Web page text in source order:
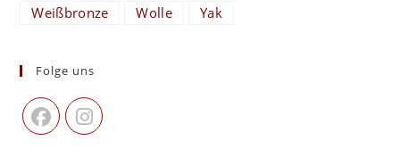
Weißbronze
Wolle Yak
Folge uns